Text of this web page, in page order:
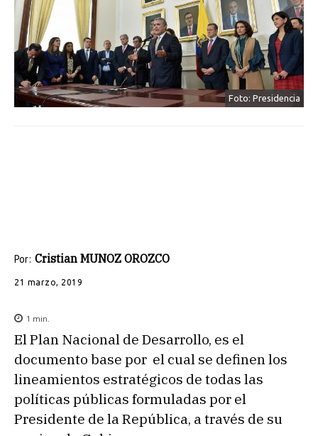
Foto: Presidencia
Por: Cristian MUNOZ OROZCO
21 marzo, 2019
1 min.
El Plan Nacional de Desarrollo, es el
documento base por el cual se definen los
lineamientos estratégicos de todas las
políticas públicas formuladas por el
Presidente de la República, a través de su